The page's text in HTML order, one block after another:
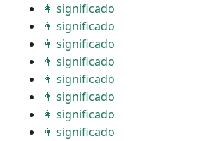
👩 significado
👨 significado
👩 significado
👨 significado
👩 significado
👨 significado
👩 significado
👨 significado